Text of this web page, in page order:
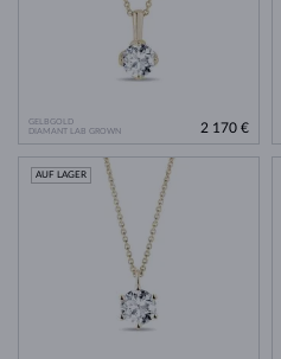
GELBGOLD
DIAMANT LAB GROWN
2 170 €
AUF LAGER